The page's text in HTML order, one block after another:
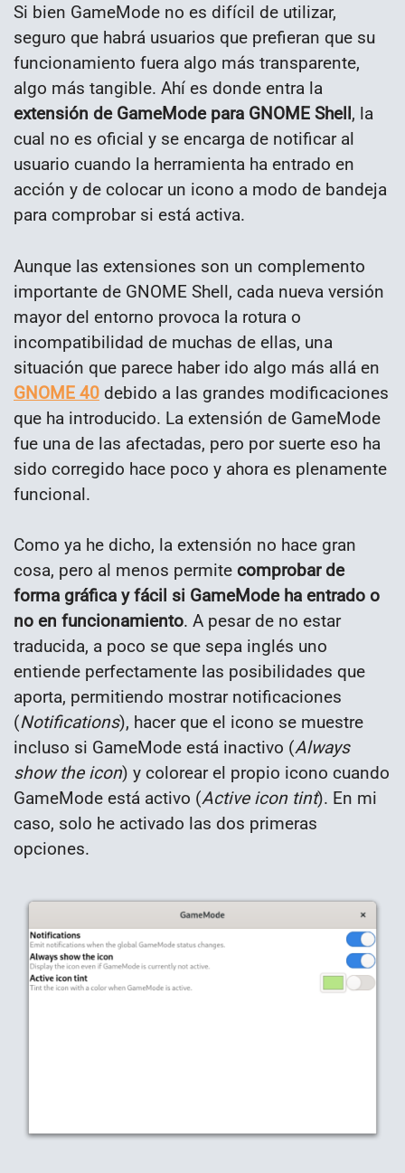
Si bien GameMode no es difícil de utilizar,
seguro que habrá usuarios que prefieran que su
funcionamiento fuera algo más transparente,
algo más tangible. Ahí es donde entra la
extensión de GameMode para GNOME Shell, la
cual no es oficial y se encarga de notificar al
usuario cuando la herramienta ha entrado en
acción y de colocar un icono a modo de bandeja
para comprobar si está activa.
Aunque las extensiones son un complemento
importante de GNOME Shell, cada nueva versión
mayor del entorno provoca la rotura o
incompatibilidad de muchas de ellas, una
situación que parece haber ido algo más allá en
GNOME 40 debido a las grandes modificaciones
que ha introducido. La extensión de GameMode
fue una de las afectadas, pero por suerte eso ha
sido corregido hace poco y ahora es plenamente
funcional.
Como ya he dicho, la extensión no hace gran
cosa, pero al menos permite comprobar de
forma gráfica y fácil si GameMode ha entrado o
no en funcionamiento. A pesar de no estar
traducida, a poco se que sepa inglés uno
entiende perfectamente las posibilidades que
aporta, permitiendo mostrar notificaciones
(Notifications), hacer que el icono se muestre
incluso si GameMode está inactivo (Always
show the icon) y colorear el propio icono cuando
GameMode está activo (Active icon tint). En mi
caso, solo he activado las dos primeras
opciones.